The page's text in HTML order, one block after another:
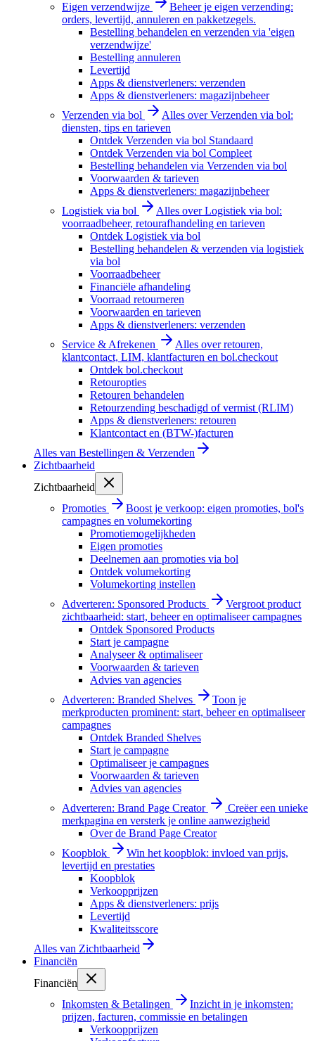
Eigen verzendwijze
Beheer je eigen verzending:
orders, levertijd, annuleren en pakketzegels.
Bestelling behandelen en verzenden via 'eigen
verzendwijze'
Bestelling annuleren
Levertijd
Apps & dienstverleners: verzenden
Apps & dienstverleners: magazijnbeheer
Verzenden via bol
Alles over Verzenden via bol:
diensten, tips en tarieven
Ontdek Verzenden via bol Standaard
Ontdek Verzenden via bol Compleet
Bestelling behandelen via Verzenden via bol
Voorwaarden & tarieven
Apps & dienstverleners: magazijnbeheer
Logistiek via bol
Alles over Logistiek via bol:
voorraadbeheer, retourafhandeling en tarieven
Ontdek Logistiek via bol
Bestelling behandelen & verzenden via logistiek
via bol
Voorraadbeheer
Financiële afhandeling
Voorraad retourneren
Voorwaarden en tarieven
Apps & dienstverleners: verzenden
Service & Afrekenen
Alles over retouren,
klantcontact, LIM, klantfacturen en bol.checkout
Ontdek bol.checkout
Retouropties
Retouren behandelen
Retourzending beschadigd of vermist (RLIM)
Apps & dienstverleners: retouren
Klantcontact en (BTW-)facturen
Alles van Bestellingen & Verzenden
Zichtbaarheid
Zichtbaarheid
Promoties
Boost je verkoop: eigen promoties, bol's
campagnes en volumekorting
Promotiemogelijkheden
Eigen promoties
Deelnemen aan promoties via bol
Ontdek volumekorting
Volumekorting instellen
Adverteren: Sponsored Products
Vergroot product
zichtbaarheid: start, beheer en optimaliseer campagnes
Ontdek Sponsored Products
Start je campagne
Analyseer & optimaliseer
Voorwaarden & tarieven
Advies van agencies
Adverteren: Branded Shelves
Toon je
merkproducten prominent: start, beheer en optimaliseer
campagnes
Ontdek Branded Shelves
Start je campagne
Optimaliseer je campagnes
Voorwaarden & tarieven
Advies van agencies
Adverteren: Brand Page Creator
Creëer een unieke
merkpagina en versterk je online aanwezigheid
Over de Brand Page Creator
Koopblok
Win het koopblok: invloed van prijs,
levertijd en prestaties
Koopblok
Verkoopprijzen
Apps & dienstverleners: prijs
Levertijd
Kwaliteitsscore
Alles van Zichtbaarheid
Financiën
Financiën
Inkomsten & Betalingen
Inzicht in je inkomsten:
prijzen, facturen, commissie en betalingen
Verkoopprijzen